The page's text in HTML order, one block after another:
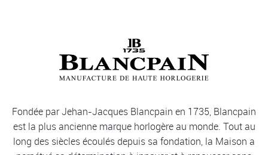
Fondée par Jehan-Jacques Blancpain en 1735, Blancpain
est la plus ancienne marque horlogère au monde. Tout au
long des siècles écoulés depuis sa fondation, la Maison a